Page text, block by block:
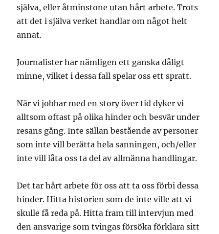
själva, eller åtminstone utan hårt arbete. Trots
att det i själva verket handlar om något helt
annat.
Journalister har nämligen ett ganska dåligt
minne, vilket i dessa fall spelar oss ett spratt.
När vi jobbar med en story över tid dyker vi
alltsom oftast på olika hinder och besvär under
resans gång. Inte sällan bestående av personer
som inte vill berätta hela sanningen, och/eller
inte vill låta oss ta del av allmänna handlingar.
Det tar hårt arbete för oss att ta oss förbi dessa
hinder. Hitta historien som de inte ville att vi
skulle få reda på. Hitta fram till intervjun med
den ansvarige som tvingas försöka förklara sitt